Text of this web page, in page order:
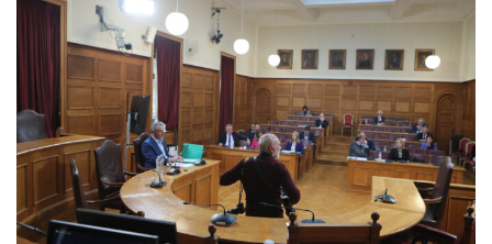
ΚΈΝΤΡΟΥ